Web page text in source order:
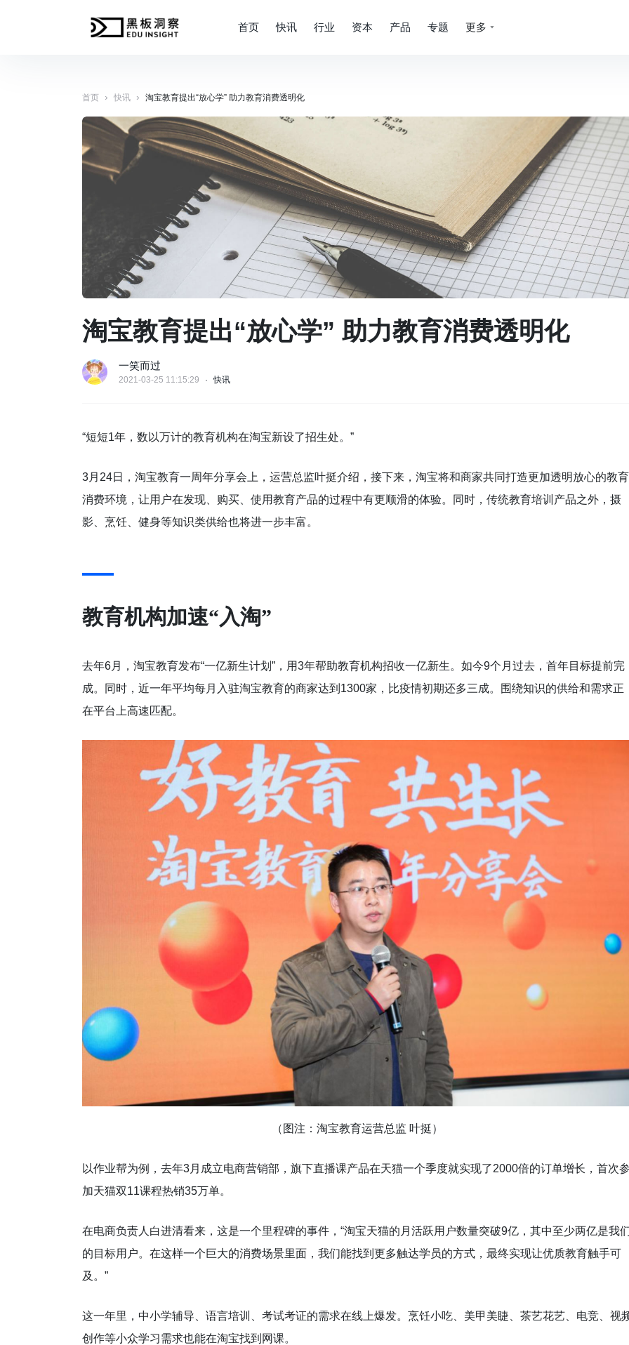
首页 快讯 行业 资本 产品 专题 更多
首页 › 快讯 › 淘宝教育提出“放心学” 助力教育消费透明化
淘宝教育提出“放心学” 助力教育消费透明化
一笑而过
2021-03-25 11:15:29 快讯
“短短1年，数以万计的教育机构在淘宝新设了招生处。”
3月24日，淘宝教育一周年分享会上，运营总监叶挺介绍，接下来，淘宝将和商家共同打造更加透明放心的教育
消费环境，让用户在发现、购买、使用教育产品的过程中有更顺滑的体验。同时，传统教育培训产品之外，摄
影、烹饪、健身等知识类供给也将进一步丰富。
教育机构加速“入淘”
去年6月，淘宝教育发布“一亿新生计划”，用3年帮助教育机构招收一亿新生。如今9个月过去，首年目标提前完
成。同时，近一年平均每月入驻淘宝教育的商家达到1300家，比疫情初期还多三成。围绕知识的供给和需求正
在平台上高速匹配。
（图注：淘宝教育运营总监 叶挺）
以作业帮为例，去年3月成立电商营销部，旗下直播课产品在天猫一个季度就实现了2000倍的订单增长，首次参
加天猫双11课程热销35万单。
在电商负责人白进清看来，这是一个里程碑的事件，“淘宝天猫的月活跃用户数量突破9亿，其中至少两亿是我
的目标用户。在这样一个巨大的消费场景里面，我们能找到更多触达学员的方式，最终实现让优质教育触手可
及。”
这一年里，中小学辅导、语言培训、考试考证的需求在线上爆发。烹饪小吃、美甲美睫、茶艺花艺、电竞、视
创作等小众学习需求也能在淘宝找到网课。